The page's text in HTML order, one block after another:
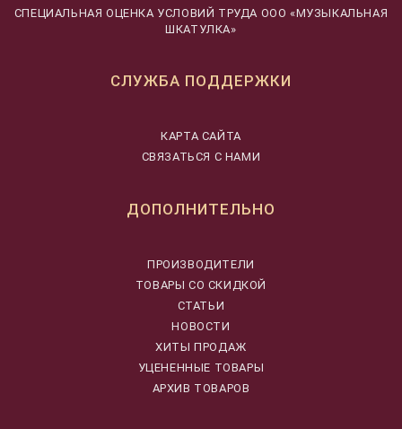
CПЕЦИАЛЬНАЯ ОЦЕНКА УСЛОВИЙ ТРУДА ООО «МУЗЫКАЛЬНАЯ
ШКАТУЛКА»
СЛУЖБА ПОДДЕРЖКИ
КАРТА САЙТА
СВЯЗАТЬСЯ С НАМИ
ДОПОЛНИТЕЛЬНО
ПРОИЗВОДИТЕЛИ
ТОВАРЫ СО СКИДКОЙ
СТАТЬИ
НОВОСТИ
ХИТЫ ПРОДАЖ
УЦЕНЕННЫЕ ТОВАРЫ
АРХИВ ТОВАРОВ